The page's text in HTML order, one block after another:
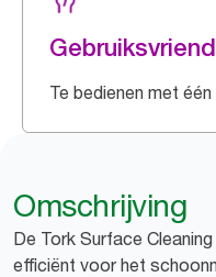
Te bedienen met
Omschrijving
De Tork Surface
efficiënt voor het